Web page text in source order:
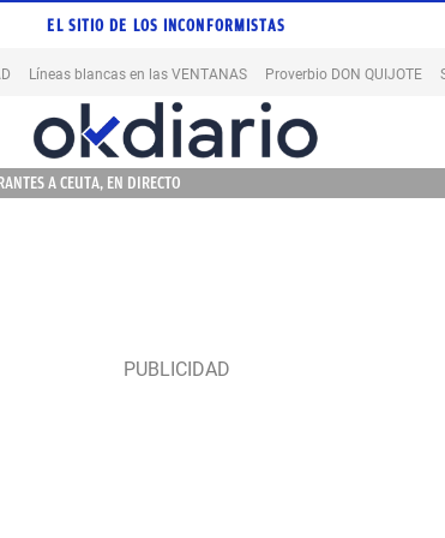
EL SITIO DE LOS INCONFORMISTAS
Líneas blancas en las VENTANAS Proverbio DON QUIJOTE
A CEUTA, EN DIRECTO